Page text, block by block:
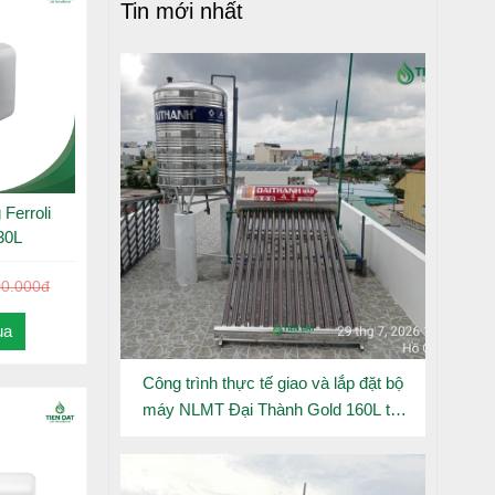
thoát
Ferroli
Tin mới nhất
Công trình thực tế giao và lắp đặt bộ
máy NLMT Đại Thành Gold 160L tại